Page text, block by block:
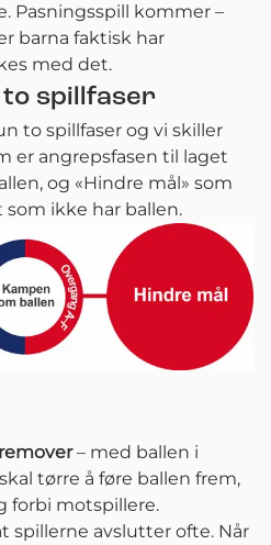
Pasningsspill kommer –
barna faktisk har
med det.
spillfaser
to spillfaser og vi skiller
er angrepsfasen til laget
og «Hindre mål» som
som ikke har ballen.
– med ballen i
tørre å føre ballen frem,
forbi motspillere.
spillerne avslutter ofte. Når